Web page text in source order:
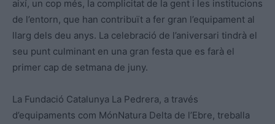
així, un cop més, la complicitat de la gent i les institucions
de l’entorn, que han contribuït a fer gran l’equipament al
llarg dels deu anys. La celebració de l’aniversari tindrà el
seu punt culminant en una gran festa que es farà el
primer cap de setmana de juny.
La Fundació Catalunya La Pedrera, a través
d’equipaments com MónNatura Delta de l’Ebre, treballa